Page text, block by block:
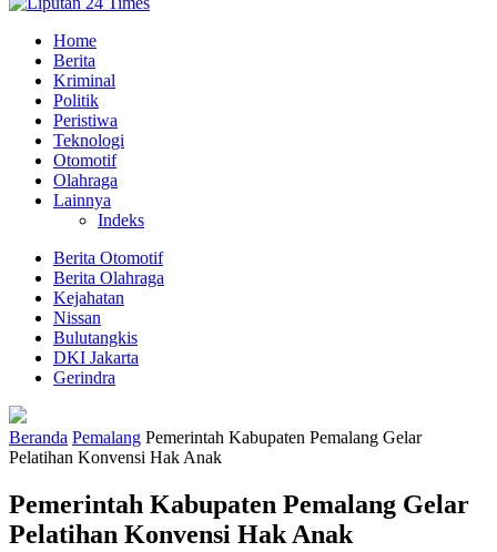
Home
Berita
Kriminal
Politik
Peristiwa
Teknologi
Otomotif
Olahraga
Lainnya
Indeks
Berita Otomotif
Berita Olahraga
Kejahatan
Nissan
Bulutangkis
DKI Jakarta
Gerindra
Beranda Pemalang Pemerintah Kabupaten Pemalang Gelar
Pelatihan Konvensi Hak Anak
Pemerintah Kabupaten Pemalang Gelar
Pelatihan Konvensi Hak Anak